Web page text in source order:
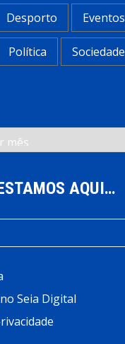
Desporto Eventos
Política Sociedade
AQUI…
Seia Digital